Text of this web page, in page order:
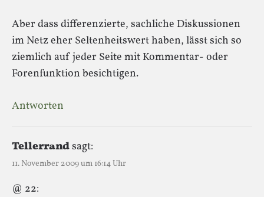
Aber dass differenzierte, sachliche Diskussionen
im Netz eher Seltenheitswert haben, lässt sich so
ziemlich auf jeder Seite mit Kommentar- oder
Forenfunktion besichtigen.
Antworten
Tellerrandsagt:
11. November 2009 um 16:14 Uhr
@ 22: